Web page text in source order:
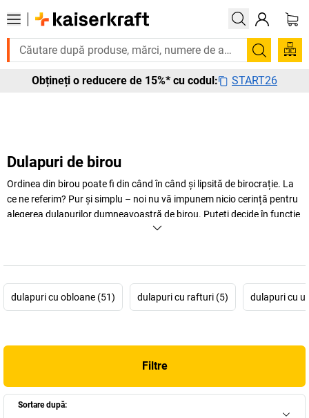
Multe produse sunt livrate în termen de o săptămână.
Căutare
Obțineți o reducere de 15%* cu codul: START26
Dulapuri de birou
Ordinea din birou poate fi din când în când și lipsită de birocrație. La
ce ne referim? Pur și simplu – noi nu vă impunem nicio cerință pentru
alegerea dulapurilor dumneavoastră de birou. Puteți decide în funcție
de preferințele dumneavoastră, în cele din urmă știți cel mai bine ce vă
dulapuri cu obloane (51) dulapuri cu rafturi (5) dulapuri cu
Filtre
Sortare după: